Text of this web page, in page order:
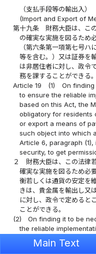
（支払手段等の輸出入）
(Import and Export of
第十九条
財務大臣は、こ
の確実な実施を図るため
（第六条第一項第七号
等を含む。）又は証券を
は非居住者に対し、政令
務を課することができる。
Article 19
(1)
On
to ensure the reliable
based on this Act, the
obligatory for residents
or export a means of
such object into which
Article 6, paragraph
security, to get
２
財務大臣は、この法律
確実な実施を図るため必
衡若しくは通貨の安定を
きは、貴金属を輸出し又
に対し、政令で定めると
ことができる。
(2)
On finding it to be
the reliable
this Act or on finding it
in order to maintain
Main Text